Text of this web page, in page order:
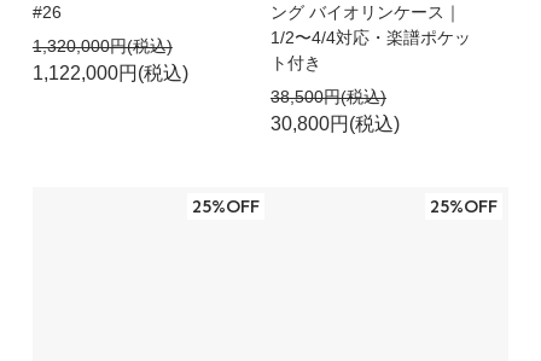
#26
1,320,000円(税込)
1,122,000円(税込)
ング バイオリンケース｜
1/2〜4/4対応・楽譜ポケッ
ト付き
38,500円(税込)
30,800円(税込)
25%OFF 25%OFF